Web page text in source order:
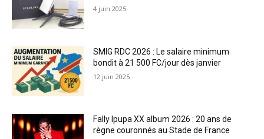
4 juin 2025
SMIG RDC 2026 : Le salaire minimum
bondit à 21 500 FC/jour dès janvier
12 juin 2025
Fally Ipupa XX album 2026 : 20 ans de
règne couronnés au Stade de France